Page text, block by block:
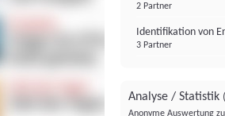
2 Partner
Identifikation von
3 Partner
Analyse / Statistik
Anonyme Auswertung